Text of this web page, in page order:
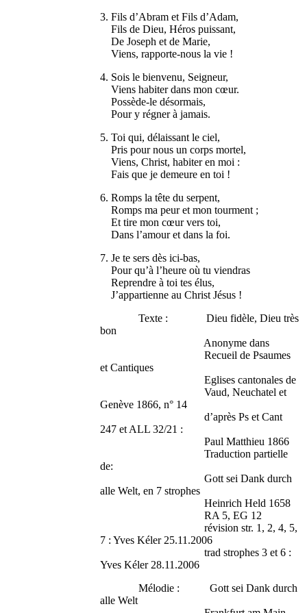
3. Fils d’Abram et Fils d’Adam,
Fils de Dieu, Héros puissant,
De Joseph et de Marie,
Viens, rapporte-nous la vie !
4. Sois le bienvenu, Seigneur,
Viens habiter dans mon cœur.
Possède-le désormais,
Pour y régner à jamais.
5. Toi qui, délaissant le ciel,
Pris pour nous un corps mortel,
Viens, Christ, habiter en moi :
Fais que je demeure en toi !
6. Romps la tête du serpent,
Romps ma peur et mon tourment ;
Et tire mon cœur vers toi,
Dans l’amour et dans la foi.
7. Je te sers dès ici-bas,
Pour qu’à l’heure où tu viendras
Reprendre à toi tes élus,
J’appartienne au Christ Jésus !
Texte : Dieu fidèle, Dieu très
bon
Anonyme dans
Recueil de Psaumes
et Cantiques
Eglises cantonales de
Vaud, Neuchatel et
Genève 1866, n° 14
d’après Ps et Cant
247 et ALL 32/21 :
Paul Matthieu 1866
Traduction partielle
de:
Gott sei Dank durch
alle Welt, en 7 strophes
Heinrich Held 1658
RA 5, EG 12
révision str. 1, 2, 4, 5,
7 : Yves Kéler 25.11.2006
trad strophes 3 et 6 :
Yves Kéler 28.11.2006
Mélodie : Gott sei Dank durch
alle Welt